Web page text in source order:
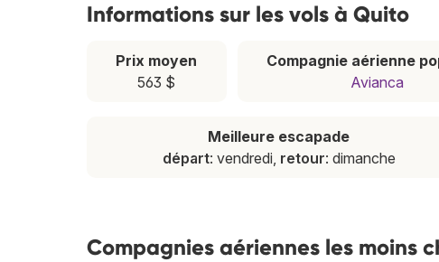
Informations sur les vols à Quito
Prix moyen
563 $
Compagnie aérienne
Avianca
Meilleure escapade
départ: vendredi, retour: dimanche
Compagnies aériennes les moins